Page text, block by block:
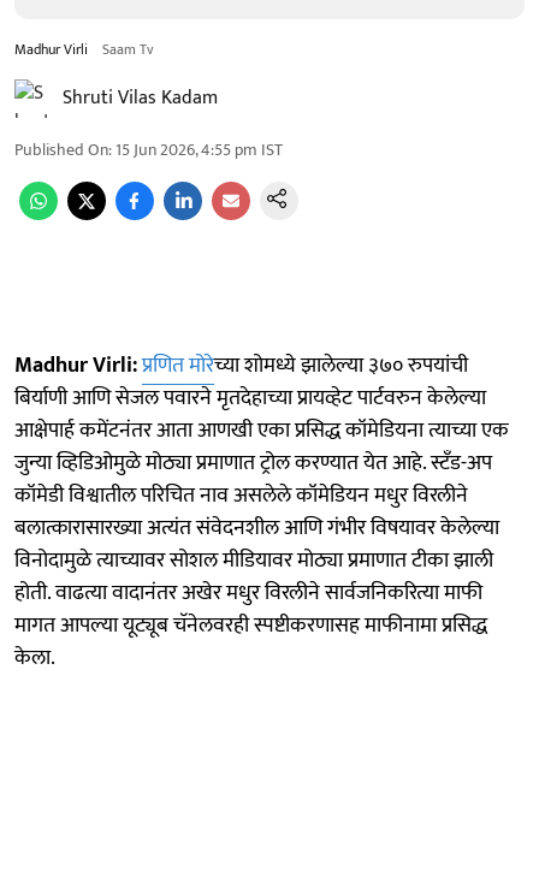
Madhur Virli Saam Tv
Shruti Vilas Kadam
Published On:15 Jun 2026, 4:55 pm IST
Madhur Virli:प्रणित मोरेच्या शोमध्ये झालेल्या ३७० रुपयांची
बिर्याणी आणि सेजल पवारने मृतदेहाच्या प्रायव्हेट पार्टवरुन केलेल्या
आक्षेपार्ह कमेंटनंतर आता आणखी एका प्रसिद्ध कॉमेडियना त्याच्या एक
जुन्या व्हिडिओमुळे मोठ्या प्रमाणात ट्रोल करण्यात येत आहे. स्टँड-अप
कॉमेडी विश्वातील परिचित नाव असलेले कॉमेडियन मधुर विरलीने
बलात्कारासारख्या अत्यंत संवेदनशील आणि गंभीर विषयावर केलेल्या
विनोदामुळे त्याच्यावर सोशल मीडियावर मोठ्या प्रमाणात टीका झाली
होती. वाढत्या वादानंतर अखेर मधुर विरलीने सार्वजनिकरित्या माफी
मागत आपल्या यूट्यूब चॅनेलवरही स्पष्टीकरणासह माफीनामा प्रसिद्ध
केला.